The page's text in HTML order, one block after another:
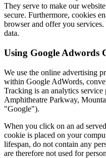
They serve to make our
secure. Furthermore, cookies
browser and offer you
data.
Using Google Adwords
We use the online advertising
within Google AdWords,
Tracking is an analytics
Amphitheatre Parkway,
"Google").
When you click on an ad
cookie is placed on your
lifespan, do not contain any
are therefore not used for